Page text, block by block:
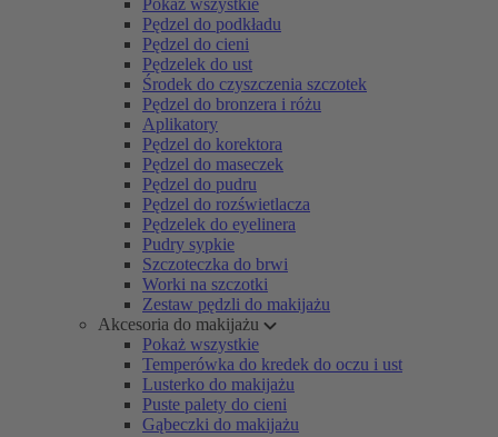
Pokaż wszystkie
Pędzel do podkładu
Pędzel do cieni
Pędzelek do ust
Środek do czyszczenia szczotek
Pędzel do bronzera i różu
Aplikatory
Pędzel do korektora
Pędzel do maseczek
Pędzel do pudru
Pędzel do rozświetlacza
Pędzelek do eyelinera
Pudry sypkie
Szczoteczka do brwi
Worki na szczotki
Zestaw pędzli do makijażu
Akcesoria do makijażu
Pokaż wszystkie
Temperówka do kredek do oczu i ust
Lusterko do makijażu
Puste palety do cieni
Gąbeczki do makijażu